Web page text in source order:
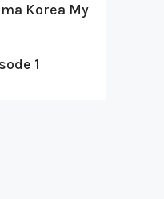
Korea My
1